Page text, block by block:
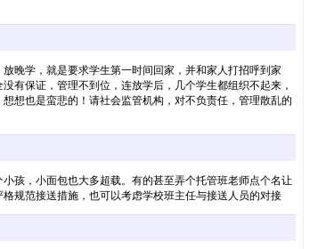
晚学，就是要求学生第一时间回家，并和家人打招呼到家
有保证，管理不到位，连放学后，几个学生都组织不起来，
想也是蛮悲的！请社会监管机构，对不负责任，管理散乱的
孩，小面包也大多超载。有的甚至弄个托管班老师点个名让
规范接送措施，也可以考虑学校班主任与接送人员的对接